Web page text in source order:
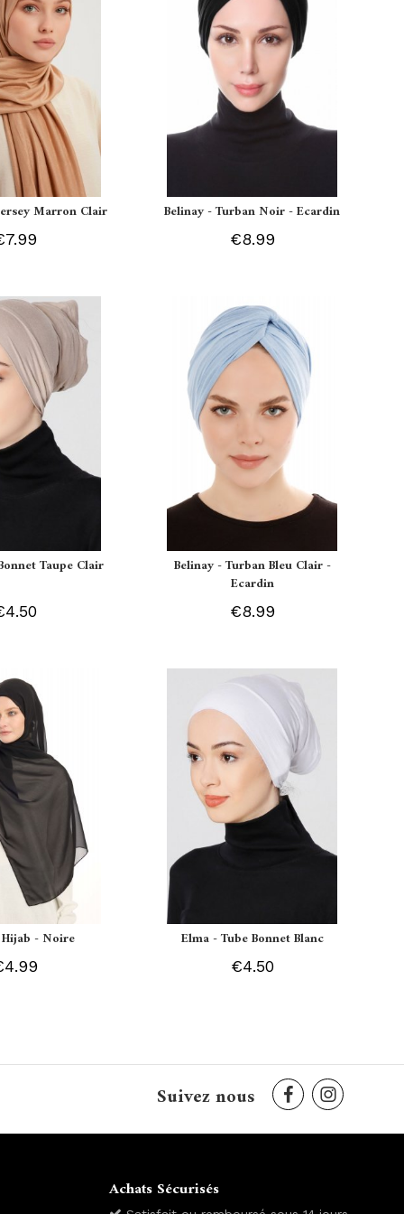
Marron Clair Belinay - Turban Noir - Ecardin
€8.99
Taupe Clair
Belinay - Turban Bleu Clair -
Ecardin
€8.99
- Noire Elma - Tube Bonnet Blanc
€4.50
Suivez nous
Achats Sécurisés